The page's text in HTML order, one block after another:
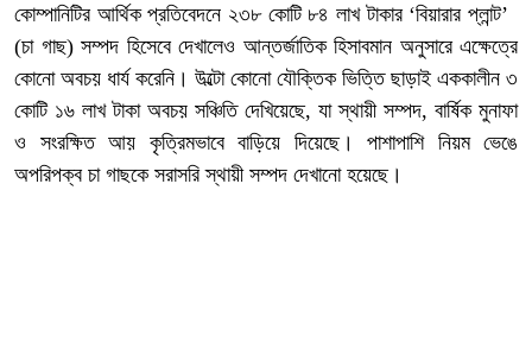
কোম্পানিটির আর্থিক প্রতিবেদনে ২৩৮ কোটি ৮৪ লাখ টাকার ‘বিয়ারার প্লান্ট’
(চা গাছ) সম্পদ হিসেবে দেখালেও আন্তর্জাতিক হিসাবমান অনুসারে এক্ষেত্রে
কোনো অবচয় ধার্য করেনি। উল্টো কোনো যৌক্তিক ভিত্তি ছাড়াই এককালীন ৩
কোটি ১৬ লাখ টাকা অবচয় সঞ্চিতি দেখিয়েছে, যা স্থায়ী সম্পদ, বার্ষিক মুনাফা
ও সংরক্ষিত আয় কৃত্রিমভাবে বাড়িয়ে দিয়েছে। পাশাপাশি নিয়ম ভেঙে
অপরিপক্ব চা গাছকে সরাসরি স্থায়ী সম্পদ দেখানো হয়েছে।